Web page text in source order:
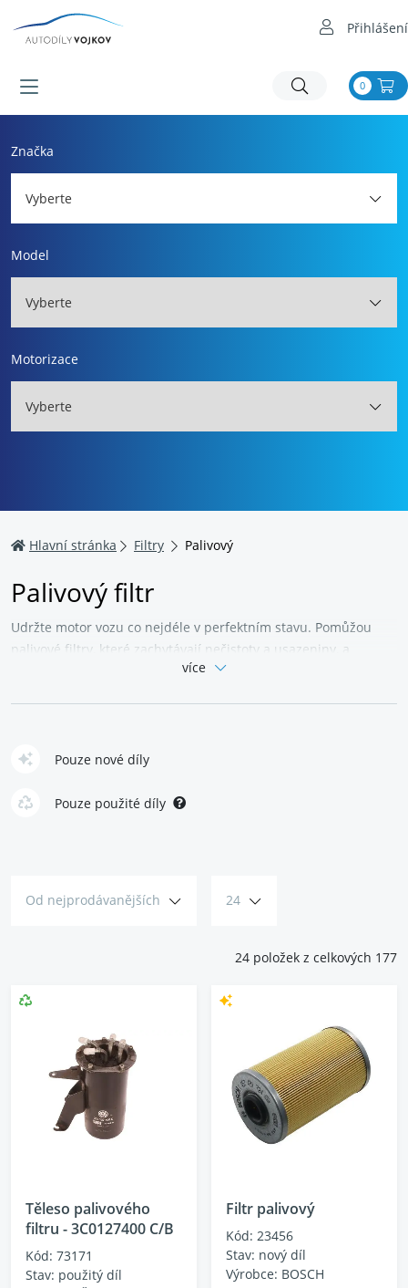
Přihlášení
0
Značka
Vyberte
Model
Vyberte
Motorizace
Vyberte
Hlavní stránka Filtry Palivový
Palivový filtr
Udržte motor vozu co nejdéle v perfektním stavu. Pomůžou
palivové filtry, které zachytávají nečistoty a usazeniny, a
nepouštějí je dále do motoru. V nabídce naleznete filtry pro
zvýšením spotřeby, poklesem výkonu, a výjimečně může
nepodceňujte. U benzínových motorů pořiďte nový filtr
více
Pouze nové díly
Pouze použité díly
Od nejprodávanějších 24
24 položek z celkových 177
Těleso palivového
filtru - 3C0127400 C/B
Kód: 73171
Stav: použitý díl
Filtr palivový
Kód: 23456
Stav: nový díl
Výrobce: BOSCH